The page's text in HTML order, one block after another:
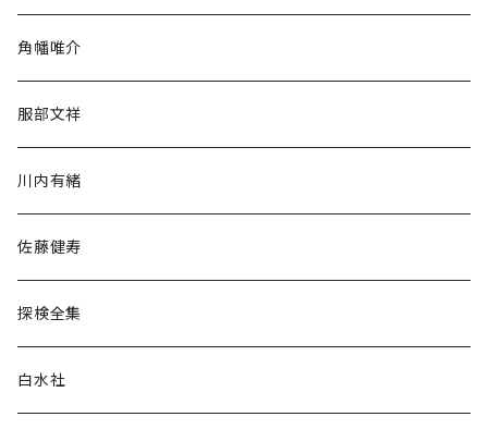
民族・風習
言語・ことば
角幡唯介
服部文祥
川内有緒
佐藤健寿
探検全集
白水社